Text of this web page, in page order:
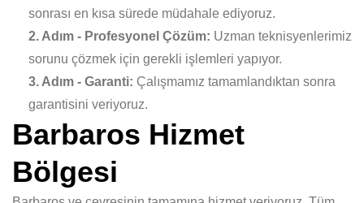
sonrası en kısa sürede müdahale ediyoruz.
2. Adım - Profesyonel Çözüm: Uzman teknisyenlerimiz
sorunu çözmek için gerekli işlemleri yapıyor.
3. Adım - Garanti: Çalışmamız tamamlandıktan sonra
garantisini veriyoruz.
Barbaros Hizmet
Bölgesi